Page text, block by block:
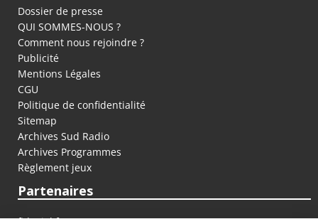
Dossier de presse
QUI SOMMES-NOUS ?
Comment nous rejoindre ?
Publicité
Mentions Légales
CGU
Politique de confidentialité
Sitemap
Archives Sud Radio
Archives Programmes
Règlement jeux
Partenaires